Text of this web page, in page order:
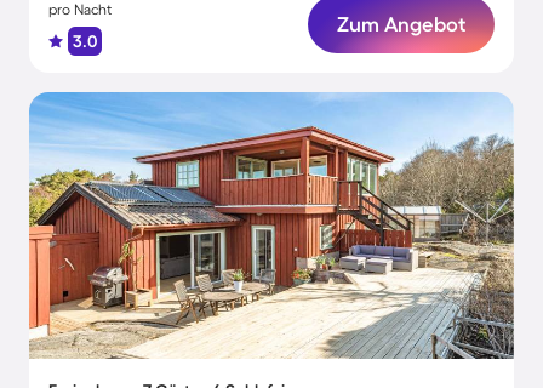
pro Nacht
3.0
Zum Angebot